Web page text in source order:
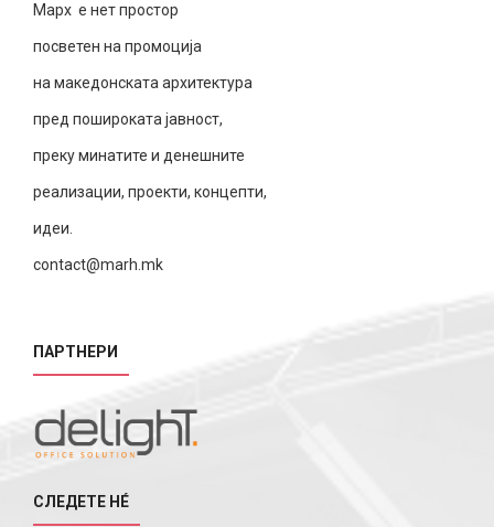
Марх е нет простор
посветен на промоција
на македонската архитектура
пред пошироката јавност,
преку минатите и денешните
реализации, проекти, концепти,
идеи.
contact@marh.mk
ПАРТНЕРИ
СЛЕДЕТЕ НÉ